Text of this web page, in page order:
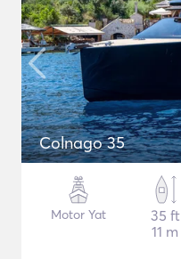
Colnago 35
Motor Yat
35 ft
11 m